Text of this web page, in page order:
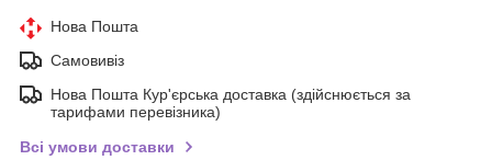
Нова Пошта
Самовивіз
Нова Пошта Кур'єрська доставка (здійснюється за
тарифами перевізника)
Всі умови доставки